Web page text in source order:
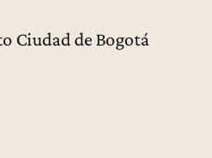
Ciudad de Bogotá